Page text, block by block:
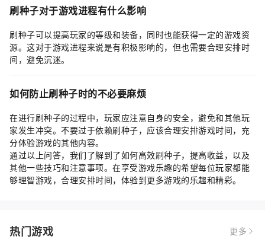
刷种子对于游戏进程有什么影响
刷种子可以提高玩家的等级和装备，同时也能获得一定的游戏资
源。这对于游戏进程来说是有积极影响的，但也需要合理安排时
间，避免沉迷。
如何防止刷种子时的不必要麻烦
在进行刷种子的过程中，玩家应注意自身的安全，避免和其他玩
家发生冲突。不要过于依赖刷种子，应该合理安排游戏时间，充
分体验游戏的其他内容。
通过以上问答，我们了解到了如何高效刷种子，提高收益，以及
其他一些技巧和注意事项。在享受游戏乐趣的希望每位玩家都能
够理智游戏，合理安排时间，体验到更多游戏的乐趣和精彩。
热门游戏 更多